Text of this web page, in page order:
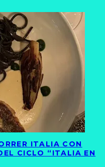
ITALIA CON
CICLO “ITALIA EN